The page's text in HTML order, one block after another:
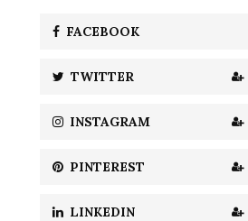
FACEBOOK
TWITTER
INSTAGRAM
PINTEREST
LINKEDIN